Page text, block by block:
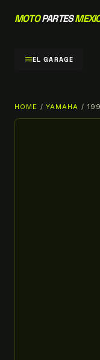
MOTOPARTES
menuEL GARAGE
HOME / YAMAHA /